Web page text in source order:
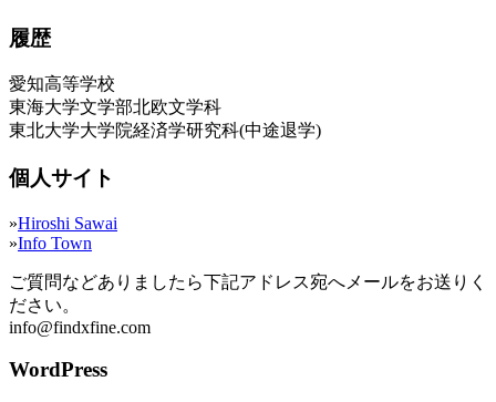
履歴
愛知高等学校
東海大学文学部北欧文学科
東北大学大学院経済学研究科(中途退学)
個人サイト
»Hiroshi Sawai
»Info Town
ご質問などありましたら下記アドレス宛へメールをお送りく
ださい。
info@findxfine.com
WordPress